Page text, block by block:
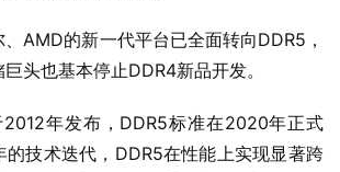
AMD的新一代平台已全面转向DDR5，
头也基本停止DDR4新品开发。
2012年发布，DDR5标准在2020年正式
的技术迭代，DDR5在性能上实现显著跨